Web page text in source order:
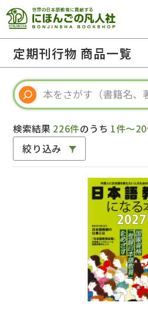
定期刊行物 商品一覧
検索結果 226件のうち 1件～
絞り込み